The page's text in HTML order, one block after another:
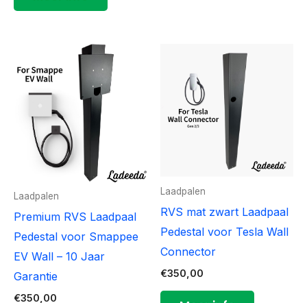
Laadpalen
Premium RVS Laadpaal
Pedestal voor Smappee
EV Wall – 10 Jaar
Garantie
€350,00
Laadpalen
RVS mat zwart Laadpaal
Pedestal voor Tesla Wall
Connector
€350,00